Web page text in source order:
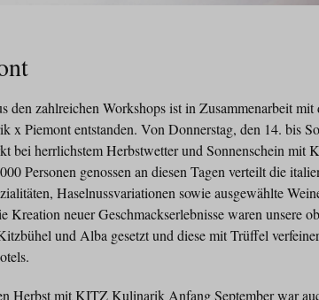
zahlreichen Workshops ist in Zusammenarbeit mit
Piemont entstanden. Von Donnerstag, den 14. bis
bei herrlichstem Herbstwetter und Sonnenschein mit
Personen genossen an diesen Tagen verteilt die
Haselnussvariationen sowie ausgewählte
neuer Geschmackserlebnisse waren unsere
und Alba gesetzt und diese mit Trüffel
Herbst mit KITZ Kulinarik Anfang September war